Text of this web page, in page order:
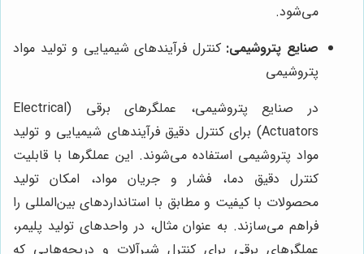
می‌شود.
صنایع پتروشیمی: کنترل فرآیندهای شیمیایی و تولید مواد
پتروشیمی
در صنایع پتروشیمی، عملگرهای برقی (Electrical
Actuators) برای کنترل دقیق فرآیندهای شیمیایی و تولید
مواد پتروشیمی استفاده می‌شوند. این عملگرها با قابلیت
کنترل دقیق دما، فشار و جریان مواد، امکان تولید
محصولات با کیفیت و مطابق با استانداردهای بین‌المللی را
فراهم می‌سازند. به عنوان مثال، در واحدهای تولید پلیمر،
عملگرهای برقی برای کنترل شیرآلات و دریچه‌هایی که